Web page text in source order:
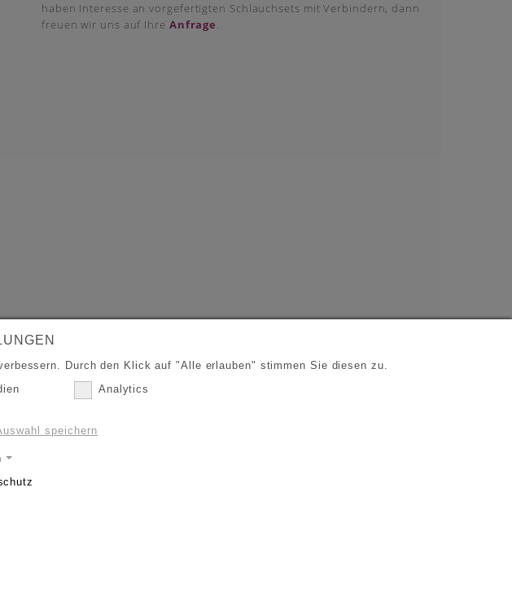
haben Interesse an vorgefertigten Schlauchsets mit Verbindern, dann
freuen wir uns auf Ihre Anfrage.
Durch den Klick auf "Alle erlauben" stimmen Sie diesen zu.
Analytics
speichern